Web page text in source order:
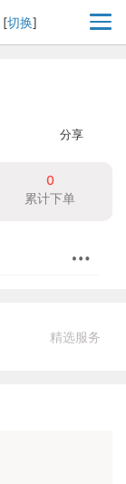
[切换]
分享
0
累计下单
精选服务